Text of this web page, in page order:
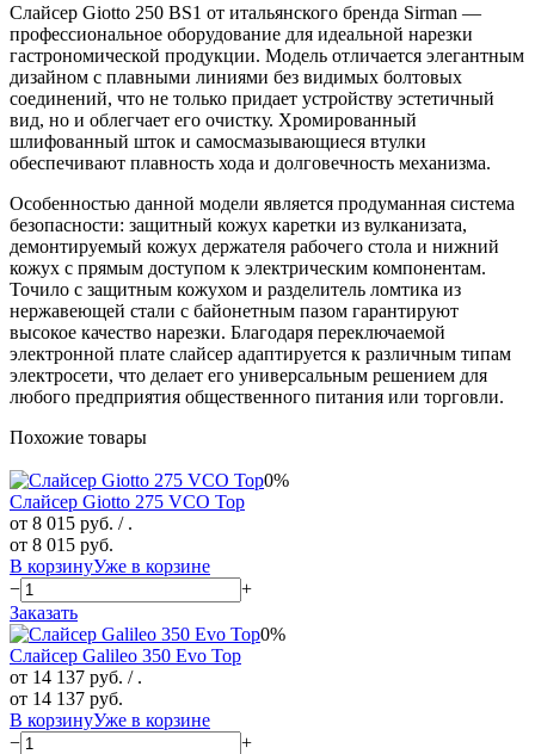
Слайсер Giotto 250 BS1 от итальянского бренда Sirman —
профессиональное оборудование для идеальной нарезки
гастрономической продукции. Модель отличается элегантным
дизайном с плавными линиями без видимых болтовых
соединений, что не только придает устройству эстетичный
вид, но и облегчает его очистку. Хромированный
шлифованный шток и самосмазывающиеся втулки
обеспечивают плавность хода и долговечность механизма.
Особенностью данной модели является продуманная система
безопасности: защитный кожух каретки из вулканизата,
демонтируемый кожух держателя рабочего стола и нижний
кожух с прямым доступом к электрическим компонентам.
Точило с защитным кожухом и разделитель ломтика из
нержавеющей стали с байонетным пазом гарантируют
высокое качество нарезки. Благодаря переключаемой
электронной плате слайсер адаптируется к различным типам
электросети, что делает его универсальным решением для
любого предприятия общественного питания или торговли.
Похожие товары
0%
Слайсер Giotto 275 VCO Top
от 8 015 руб. / .
от 8 015 руб.
В корзинуУже в корзине
−
+
Заказать
0%
Слайсер Galileo 350 Evo Top
от 14 137 руб. / .
от 14 137 руб.
В корзинуУже в корзине
−
+